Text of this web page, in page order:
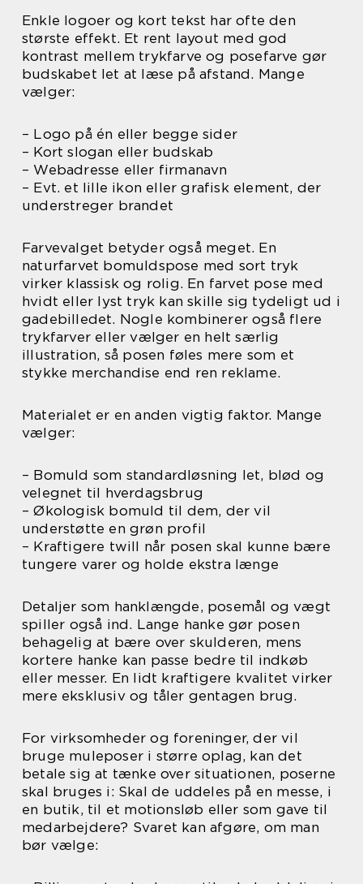
Enkle logoer og kort tekst har ofte den
største effekt. Et rent layout med god
kontrast mellem trykfarve og posefarve gør
budskabet let at læse på afstand. Mange
vælger:
– Logo på én eller begge sider
– Kort slogan eller budskab
– Webadresse eller firmanavn
– Evt. et lille ikon eller grafisk element, der
understreger brandet
Farvevalget betyder også meget. En
naturfarvet bomuldspose med sort tryk
virker klassisk og rolig. En farvet pose med
hvidt eller lyst tryk kan skille sig tydeligt ud i
gadebilledet. Nogle kombinerer også flere
trykfarver eller vælger en helt særlig
illustration, så posen føles mere som et
stykke merchandise end ren reklame.
Materialet er en anden vigtig faktor. Mange
vælger:
– Bomuld som standardløsning let, blød og
velegnet til hverdagsbrug
– Økologisk bomuld til dem, der vil
understøtte en grøn profil
– Kraftigere twill når posen skal kunne bære
tungere varer og holde ekstra længe
Detaljer som hanklængde, posemål og vægt
spiller også ind. Lange hanke gør posen
behagelig at bære over skulderen, mens
kortere hanke kan passe bedre til indkøb
eller messer. En lidt kraftigere kvalitet virker
mere eksklusiv og tåler gentagen brug.
For virksomheder og foreninger, der vil
bruge muleposer i større oplag, kan det
betale sig at tænke over situationen, poserne
skal bruges i: Skal de uddeles på en messe, i
en butik, til et motionsløb eller som gave til
medarbejdere? Svaret kan afgøre, om man
bør vælge: